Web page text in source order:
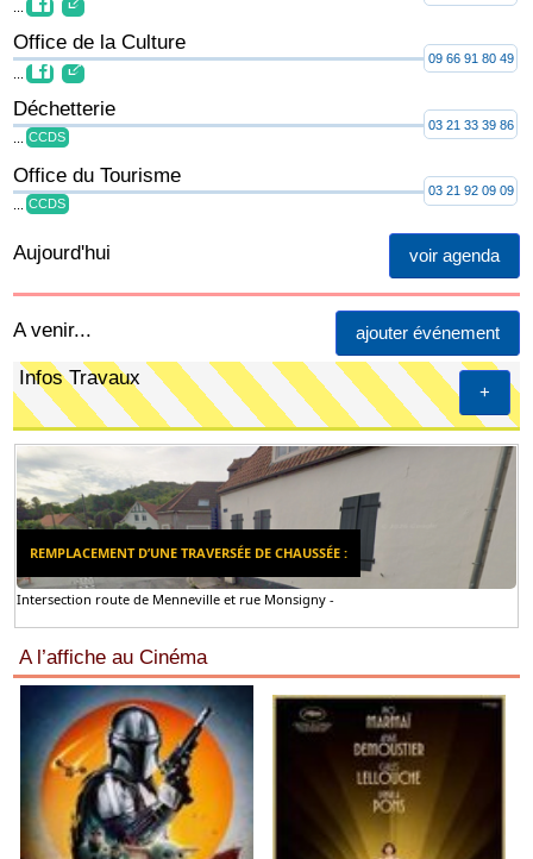
Office de la Culture
09 66 91 80 49
Déchetterie
CCDS
03 21 33 39 86
Office du Tourisme
CCDS
03 21 92 09 09
voir agenda
Aujourd'hui
A venir... ajouter événement
+
Infos Travaux
REMPLACEMENT D’UNE TRAVERSÉE DE CHAUSSÉE :
Intersection route de Menneville et rue Monsigny -
A l’affiche au Cinéma